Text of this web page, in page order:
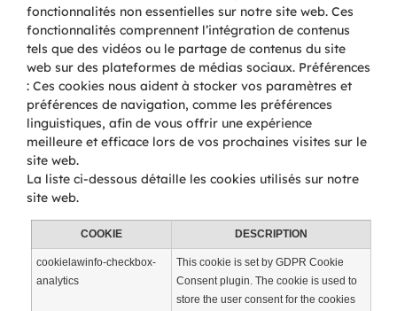
fonctionnalités non essentielles sur notre site web. Ces
fonctionnalités comprennent l’intégration de contenus
tels que des vidéos ou le partage de contenus du site
web sur des plateformes de médias sociaux. Préférences
: Ces cookies nous aident à stocker vos paramètres et
préférences de navigation, comme les préférences
linguistiques, afin de vous offrir une expérience
meilleure et efficace lors de vos prochaines visites sur le
site web.
La liste ci-dessous détaille les cookies utilisés sur notre
site web.
COOKIE DESCRIPTION
cookielawinfo-checkbox-
analytics
This cookie is set by GDPR Cookie
Consent plugin. The cookie is used to
store the user consent for the cookies